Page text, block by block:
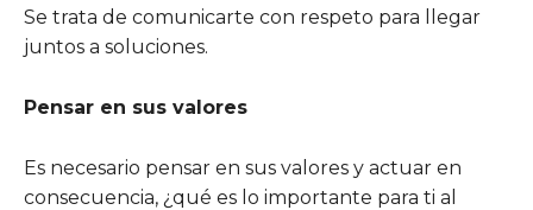
Se trata de comunicarte con respeto para llegar
juntos a soluciones.
Pensar en sus valores
Es necesario pensar en sus valores y actuar en
consecuencia, ¿qué es lo importante para ti al